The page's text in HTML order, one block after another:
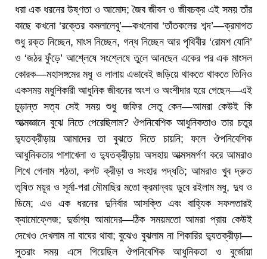
ধরা এক ধরনের উষ্ণতা ও আমোদ; জৈব জীবন ও জীবচক্র এই সময় তাঁর
কাছে কখনো ‘রক্তের কমলালেবু’—কখনোবা ‘তাঁতকলের শব্দ’—ক্রমাগত
শুধু রক্ত নিচ্ছেন, মাংস নিচ্ছেন, গন্ধ নিচ্ছেন আর পৃথিবীর ‘রোমশ যোনি’
ও ‘জঠর ফুঁড়ে’ আশ্লেষে সংশ্লেষে তুলে আনছেন একের পর এক মাংসল
কোরক—মহাসঙ্গমের মধু ও লালায় এভাবেই জড়িয়ে থাকতে থাকতে তিনিও
একসময় মধুশিকারী আধুনিক জীবনের অংশ ও অংশীদার হয়ে গেছেন—এই
চূড়ান্ত সত্য সেই সময় শুধু জফির সেতু কেন—আমরা কেউই কি
আত্মজ্ঞানে বুঝে নিতে পেরেছিলাম? ঔপনিবেশিক আধুনিকতাও তার চতুর
দ্যুতক্রীড়ায় আমাদের তা বুঝতে দিতে চায়নি; ফলে ঔপনিবেশিক
আধুনিকতার পাশাখেলা ও দ্যুতক্রীড়ায় অসহায় আত্মসমর্পণ করে আমরাও
শিখে গেলাম শঠতা, কপট ক্রীড়া ও সংহার পদ্ধতি; আমরাও খুব দ্রুত
তৃষিত ময়ূর ও সূর্মা-পরা মৌমাছির মতো ক্রমান্বয় ডুবে রইলাম মধু, দুধ ও
ডিমে; এও এক ধরনের দুনির্বার আসক্তি এবং বাহ্যিক সফলতারই
ক্যামোফ্লেজ; দুর্ভাগ্য আমাদের—ঠিক সময়মতো আমরা প্রায় কেউই
দেখেও দেখলাম না বাঘের থাবা; বুঝেও বুঝলাম না শিকারির দ্যুতক্রীড়া—
সুতরাং সময় এসে গিয়েছিল ঔপনিবেশিক আধুনিকতা ও বুর্জোয়া